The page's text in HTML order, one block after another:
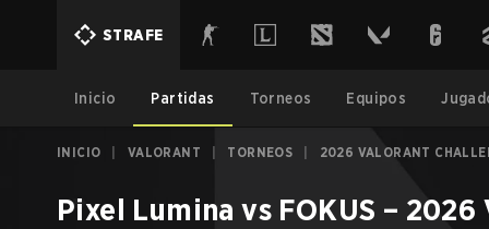
STRAFE
Inicio Partidas Torneos Equipos
INICIO VALORANT TORNEOS 2026 VALORANT
Pixel Lumina vs FOKUS – 2026